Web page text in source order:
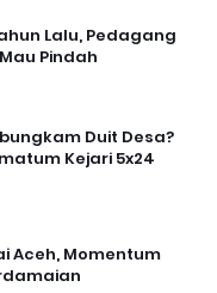
Lalu, Pedagang
Pindah
Duit Desa?
Kejari 5x24
Aceh, Momentum